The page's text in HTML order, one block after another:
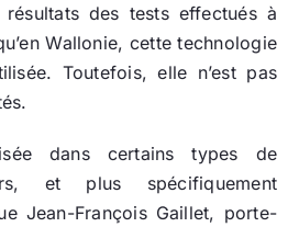
des tests effectués à
Wallonie, cette technologie
Toutefois, elle n’est pas
dans certains types de
et plus spécifiquement
Jean-François Gaillet, porte-